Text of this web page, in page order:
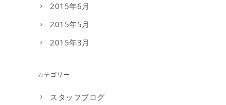
2015年6月
2015年5月
2015年3月
カテゴリー
スタッフブログ